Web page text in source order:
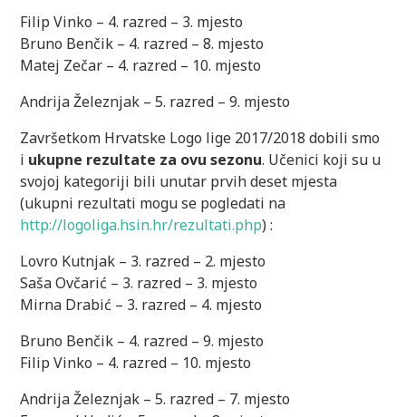
Filip Vinko – 4. razred – 3. mjesto
Bruno Benčik – 4. razred – 8. mjesto
Matej Zečar – 4. razred – 10. mjesto
Andrija Železnjak – 5. razred – 9. mjesto
Završetkom Hrvatske Logo lige 2017/2018 dobili smo
i ukupne rezultate za ovu sezonu. Učenici koji su u
svojoj kategoriji bili unutar prvih deset mjesta
(ukupni rezultati mogu se pogledati na
http://logoliga.hsin.hr/rezultati.php) :
Lovro Kutnjak – 3. razred – 2. mjesto
Saša Ovčarić – 3. razred – 3. mjesto
Mirna Drabić – 3. razred – 4. mjesto
Bruno Benčik – 4. razred – 9. mjesto
Filip Vinko – 4. razred – 10. mjesto
Andrija Železnjak – 5. razred – 7. mjesto